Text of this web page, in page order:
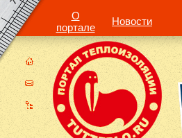
О
портале
Новости